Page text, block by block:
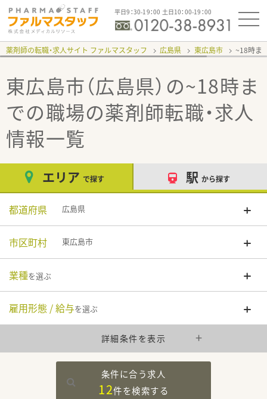
平日9：30-19：00 土日10：00-19：00
薬剤師の転職・求人サイト ファルマスタッフ 広島県 東広島市 ~18時ま
東広島市（広島県）の~18時ま
での職場の薬剤師転職・求人
情報一覧
エリア で探す 駅 から探す
都道府県 広島県
市区町村 東広島市
業種を選ぶ
雇用形態 / 給与を選ぶ
詳細条件を表示
条件に合う求人
12件を検索する